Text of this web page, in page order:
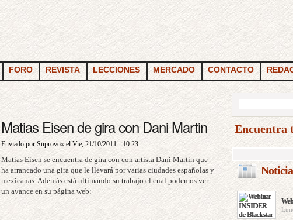
FORO REVISTA LECCIONES MERCADO CONTACTO
Matias Eisen de gira con Dani Martin
Enviado por Suprovox el Vie, 21/10/2011 - 10:23.
Matias Eisen se encuentra de gira con con artista Dani Martin que
ha arrancado una gira que le llevará por varias ciudades españolas y
mexicanas. Además está ultimando su trabajo el cual podemos ver
un avance en su página web:
Encuentra